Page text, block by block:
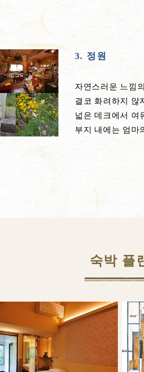
3. 정원
자연스러운 느낌
결코 화려하지 않
넓은 데크에서 여
부지 내에는 엄마
숙박 플